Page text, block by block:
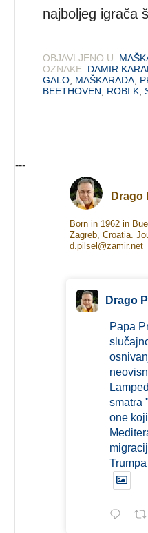
najboljeg igrača
OBJAVLJENO U:
OZNAKE: DAMIR
GALO MAŠKARADA
BEETHOVEN
ROBI K ,
---
Drago
Born in 1962 in
Zagreb, Croatia.
d.pilsel@zamir.net
Drago
Papa
smatra
one